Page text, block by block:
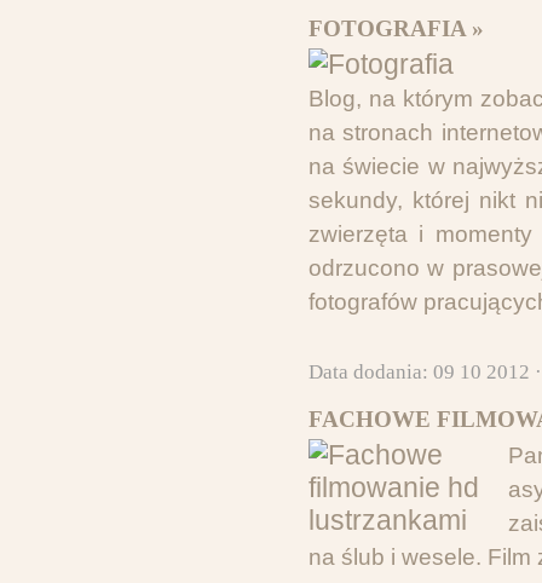
FOTOGRAFIA »
Blog, na którym
na stronach
na świecie w
sekundy, której nikt
zwierzęta i
odrzucono w
fotografów
Data dodania: 09 10 2012
FACHOWE
na ślub i wesele. Film